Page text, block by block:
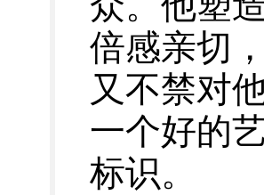
倍感亲切
又不禁对
一个好的
标识。